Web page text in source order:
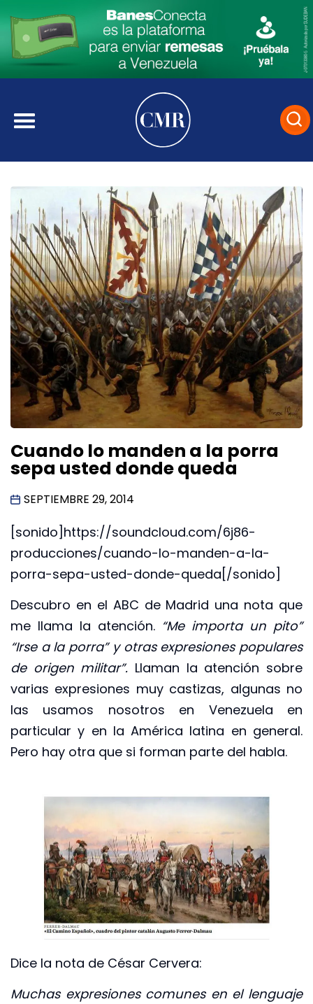
Cuando lo manden a la porra
sepa usted donde queda
SEPTIEMBRE 29, 2014
[sonido]https://soundcloud.com/6j86-
producciones/cuando-lo-manden-a-la-
porra-sepa-usted-donde-queda[/sonido]
Descubro en el ABC de Madrid una nota que
me llama la atención. “Me importa un pito”
“Irse a la porra” y otras expresiones populares
de origen militar”. Llaman la atención sobre
varias expresiones muy castizas, algunas no
las usamos nosotros en Venezuela en
particular y en la América latina en general.
Pero hay otra que si forman parte del habla.
Dice la nota de César Cervera:
Muchas expresiones comunes en el lenguaje